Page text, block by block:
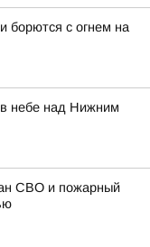
борются с огнем на
в небе над Нижним
СВО и пожарный